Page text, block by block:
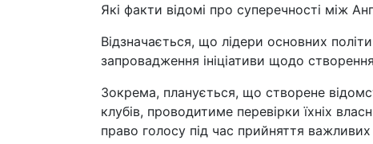
Які факти відомі про суперечності між
Відзначається, що лідери основних
запровадження ініціативи щодо
Зокрема, планується, що створене
клубів, проводитиме перевірки їхніх
право голосу під час прийняття важливих